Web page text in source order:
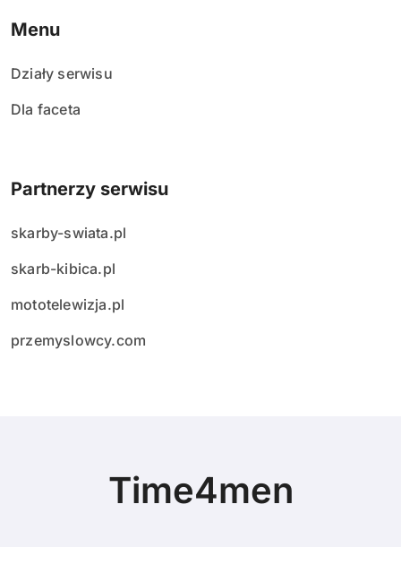
Menu
Działy serwisu
Dla faceta
Partnerzy serwisu
skarby-swiata.pl
skarb-kibica.pl
mototelewizja.pl
przemyslowcy.com
Time4men